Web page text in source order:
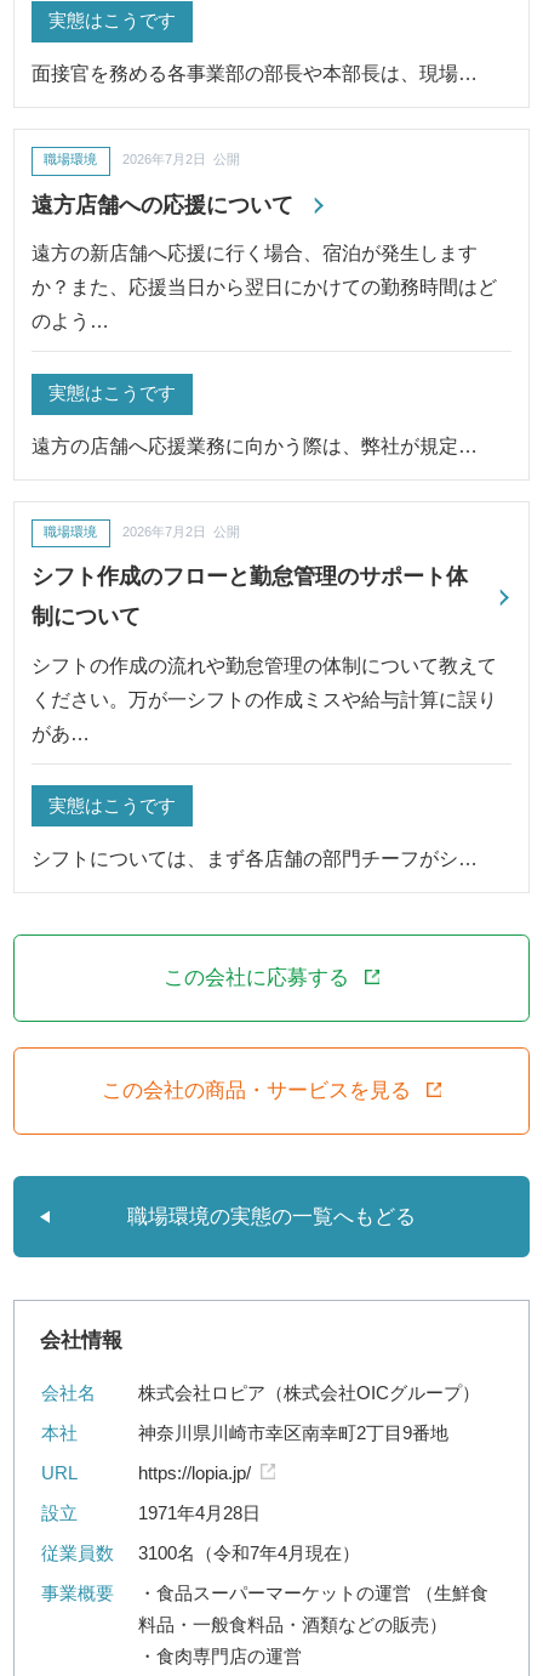
実態はこうです
面接官を務める各事業部の部長や本部長は、現場…
遠方店舗への応援について
職場環境 2026年7月2日 公開
遠方の新店舗へ応援に行く場合、宿泊が発生します
か？また、応援当日から翌日にかけての勤務時間はど
のよう…
実態はこうです
遠方の店舗へ応援業務に向かう際は、弊社が規定…
シフト作成のフローと勤怠管理のサポート体
制について
職場環境 2026年7月2日 公開
シフトの作成の流れや勤怠管理の体制について教えて
ください。万が一シフトの作成ミスや給与計算に誤り
があ…
実態はこうです
シフトについては、まず各店舗の部門チーフがシ…
この会社に応募する
この会社の商品・サービスを見る
職場環境の実態の一覧へもどる
会社情報
会社名
株式会社ロピア（株式会社OICグループ）
本社
神奈川県川崎市幸区南幸町2丁目9番地
URL
https://lopia.jp/
設立
1971年4月28日
従業員数
3100名（令和7年4月現在）
事業概要
・食品スーパーマーケットの運営 （生鮮食
料品・一般食料品・酒類などの販売）
・食肉専門店の運営